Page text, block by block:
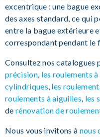
excentrique : une bague
des axes standard, ce qui
entre la bague extérieure
correspondant pendant le
Consultez nos catalogues
précision, les roulements
cylindriques, les
roulements à aiguilles, les
de rénovation de
Nous vous invitons à nous